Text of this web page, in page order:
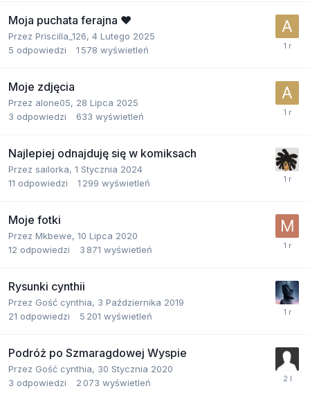
Moja puchata ferajna ❤️
Przez Priscilla_126, 4 Lutego 2025
5 odpowiedzi 1 578 wyświetleń
Moje zdjęcia
Przez alone05, 28 Lipca 2025
3 odpowiedzi 633 wyświetleń
Najlepiej odnajduję się w komiksach
Przez sailorka, 1 Stycznia 2024
11 odpowiedzi 1 299 wyświetleń
Moje fotki
Przez Mkbewe, 10 Lipca 2020
12 odpowiedzi 3 871 wyświetleń
Rysunki cynthii
Przez Gość cynthia, 3 Października 2019
21 odpowiedzi 5 201 wyświetleń
Podróż po Szmaragdowej Wyspie
Przez Gość cynthia, 30 Stycznia 2020
3 odpowiedzi 2 073 wyświetleń